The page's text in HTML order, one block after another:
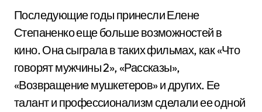
Последующие годы принесли Елене
Степаненко еще больше возможностей в
кино. Она сыграла в таких фильмах, как «Что
говорят мужчины 2», «Рассказы»,
«Возвращение мушкетеров» и других. Ее
талант и профессионализм сделали ее одной